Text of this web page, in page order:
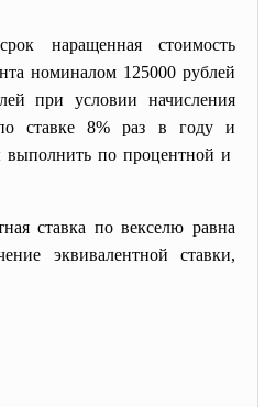
наращенная стоимость
номиналом 125000 рублей
при условии начисления
ставке 8% раз в году и
выполнить по процентной и
ставка по векселю равна
эквивалентной ставки,